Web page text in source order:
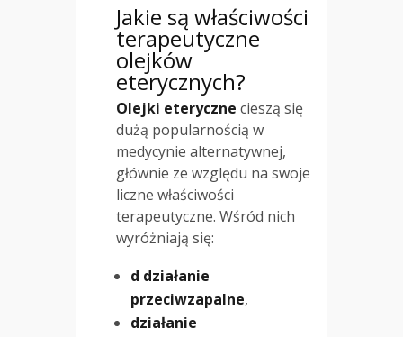
Jakie są właściwości
terapeutyczne
olejków
eterycznych?
Olejki eteryczne cieszą się
dużą popularnością w
medycynie alternatywnej,
głównie ze względu na swoje
liczne właściwości
terapeutyczne. Wśród nich
wyróżniają się:
d działanie
przeciwzapalne,
działanie